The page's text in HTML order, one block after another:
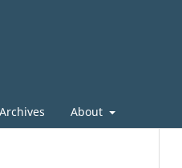
Archives About